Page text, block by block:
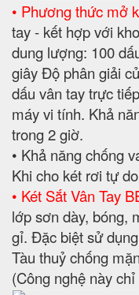
• Phương thức mở
tay - kết hợp với
dung lượng: 100
giây Độ phân giải
dấu vân tay trực
máy vi tính. Khả
trong 2 giờ.
• Khả năng chống
Khi cho két rơi tự
• Két Sắt Vân Tay
lớp sơn dày, bóng,
gỉ. Đặc biệt sử
Tàu thuỷ chống
(Công nghệ này